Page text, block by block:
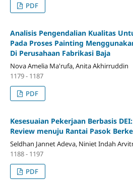
PDF
Analisis Pengendalian Kualitas
Pada Proses Painting
Di Perusahaan Fabrikasi Baja
Nova Amelia Ma'rufa, Anita Akhirruddin
1179 - 1187
PDF
Kesesuaian Pekerjaan Berbasis
Review menuju Rantai Pasok
Seldhan Jannet Adeva, Niniet Indah
1188 - 1197
PDF